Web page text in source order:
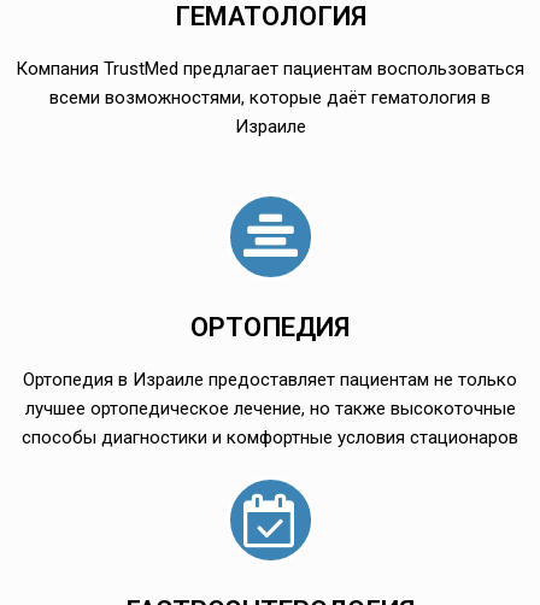
ГЕМАТОЛОГИЯ
Компания TrustMed предлагает пациентам воспользоваться
всеми возможностями, которые даёт гематология в
Израиле
ОРТОПЕДИЯ
Ортопедия в Израиле предоставляет пациентам не только
лучшее ортопедическое лечение, но также высокоточные
способы диагностики и комфортные условия стационаров